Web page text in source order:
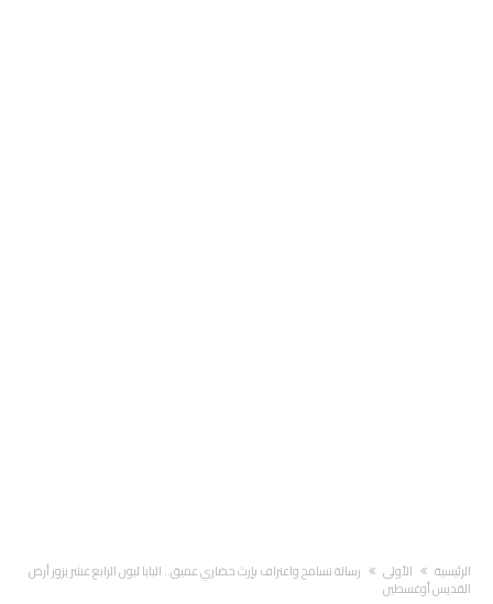
‫الرئيسية‬ الأولى
رسالة تسامح واعتراف بإرث حضاري عميق.. البابا ليون الرابع عشر يزور أرض
القديس أوغسطين